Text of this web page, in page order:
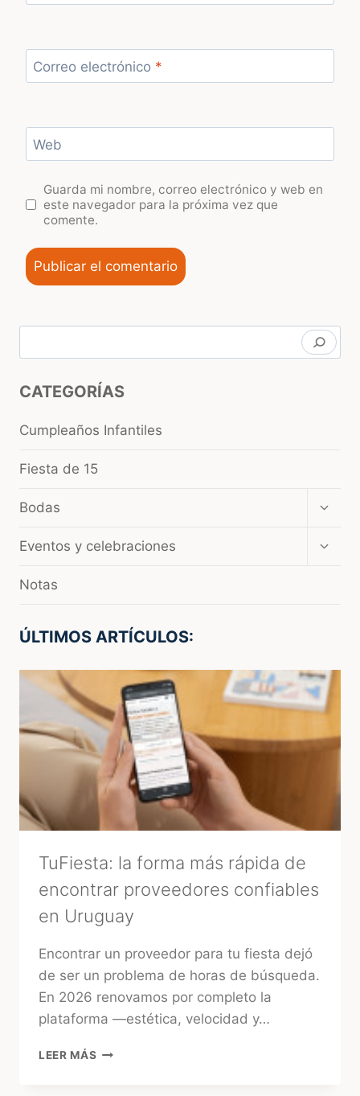
Correo electrónico *
Web
Guarda mi nombre, correo electrónico y web en
este navegador para la próxima vez que
comente.
CATEGORÍAS
Cumpleaños Infantiles
Fiesta de 15
Bodas
hijo
Eventos y celebraciones
Notas
ÚLTIMOS ARTÍCULOS:
TuFiesta: la forma más rápida de
encontrar proveedores confiables
en Uruguay
Encontrar un proveedor para tu fiesta dejó
de ser un problema de horas de búsqueda.
En 2026 renovamos por completo la
plataforma —estética, velocidad y…
LEER MÁS TUFIESTA: